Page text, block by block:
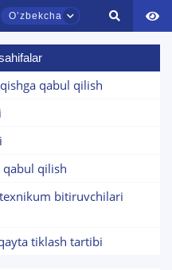
Oʼzbekcha
qabul qilish
qabul qilish
bitiruvchilari
tiklash tartibi
ushbu